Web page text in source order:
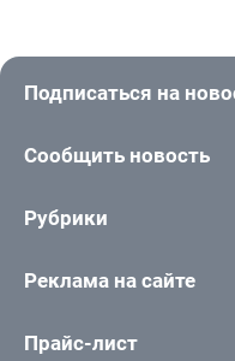
Подписаться на
Сообщить новость
Рубрики
Реклама на сайте
Прайс-лист